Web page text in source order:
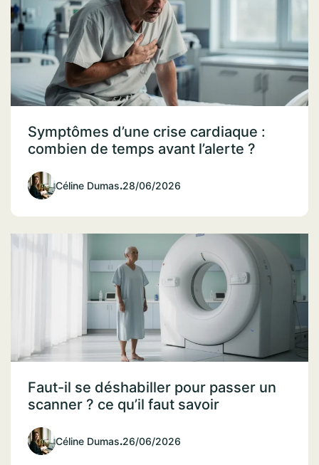
Symptômes d’une crise cardiaque :
combien de temps avant l’alerte ?
Céline Dumas.28/06/2026
Faut-il se déshabiller pour passer un
scanner ? ce qu’il faut savoir
Céline Dumas.26/06/2026